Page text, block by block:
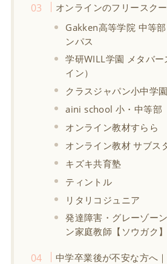
オンラインのフリースク
Gakken高等学院 中等
ンパス
学研WILL学園 メタバ
イン）
クラスジャパン小中学園
aini school 小・中等部
オンライン教材すらら
オンライン教材 サブス
キズキ共育塾
ティントル
リタリコジュニア
発達障害・グレーゾー
ン家庭教師【ソウガク】
中学卒業後が不安な方へ